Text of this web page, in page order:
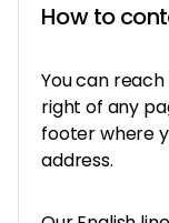
How to
You can
right of any
footer where
address.